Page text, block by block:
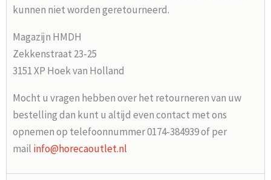
kunnen niet worden geretourneerd.
Magazijn HMDH
Zekkenstraat 23-25
3151 XP Hoek van Holland
Mocht u vragen hebben over het retourneren van uw
bestelling dan kunt u altijd even contact met ons
opnemen op telefoonnummer 0174-384939 of per
mail info@horecaoutlet.nl